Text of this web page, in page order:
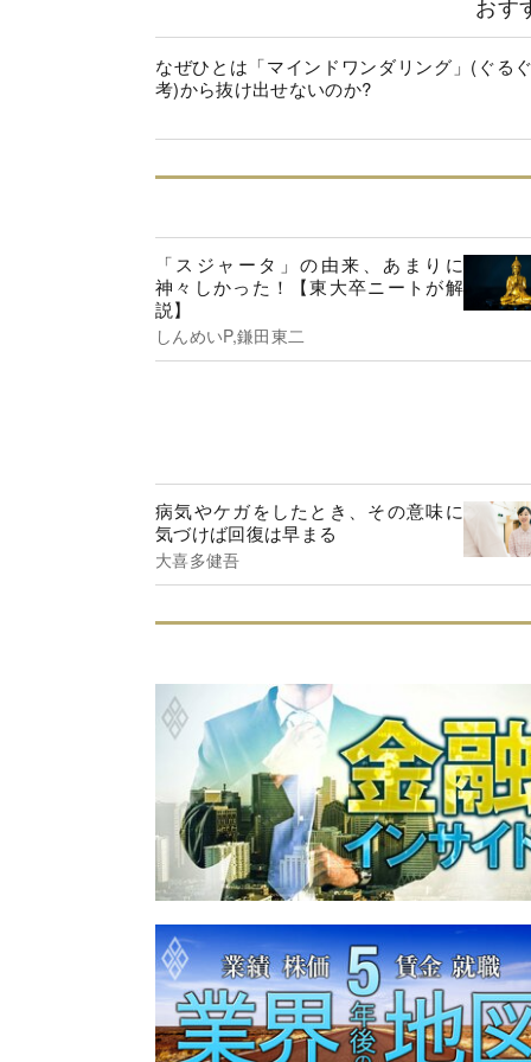
なぜひとは「マインドワンダリング」(ぐる
考)から抜け出せないのか?
「スジャータ」の由来、あまりに
神々しかった！【東大卒ニートが解
説】
しんめいP,鎌田東二
病気やケガをしたとき、その意味に
気づけば回復は早まる
大喜多健吾